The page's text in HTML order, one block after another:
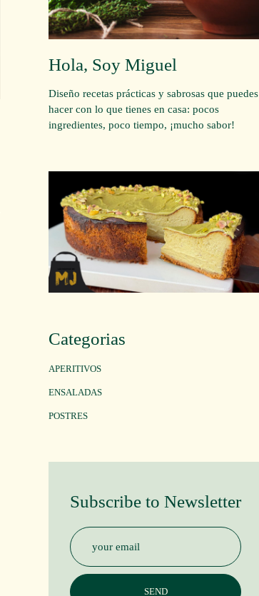
Hola, Soy Miguel
Diseño recetas prácticas y sabrosas que puedes
hacer con lo que tienes en casa: pocos
ingredientes, poco tiempo, ¡mucho sabor!
Categorias
APERITIVOS
ENSALADAS
POSTRES
Subscribe to Newsletter